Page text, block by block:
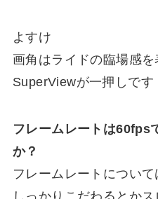
よすけ
画角はライドの臨場感を
SuperViewが一押しです
フレームレートは60fps
か？
フレームレートについ